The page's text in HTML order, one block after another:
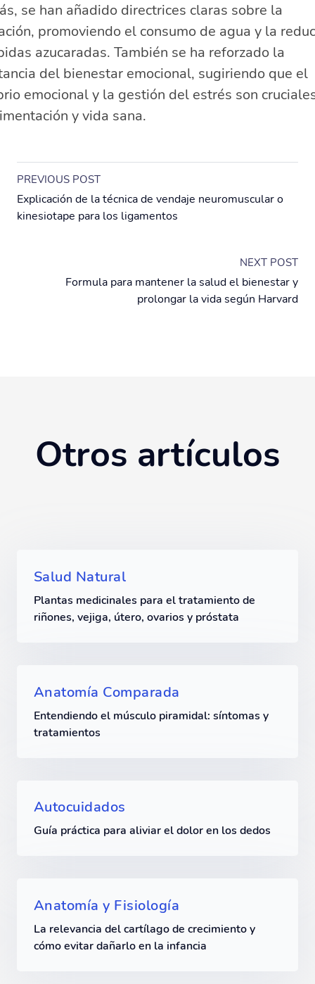
se han añadido directrices claras sobre la
promoviendo el consumo de agua y la
azucaradas. También se ha reforzado la
del bienestar emocional, sugiriendo que el
emocional y la gestión del estrés son
y vida sana.
PREVIOUS POST
Explicación de la técnica de vendaje neuromuscular o
kinesiotape para los ligamentos
NEXT POST
Formula para mantener la salud el bienestar y
prolongar la vida según Harvard
Otros artículos
Salud Natural
Plantas medicinales para el tratamiento de
riñones, vejiga, útero, ovarios y próstata
Anatomía Comparada
Entendiendo el músculo piramidal: síntomas y
tratamientos
Autocuidados
Guía práctica para aliviar el dolor en los dedos
Anatomía y Fisiología
La relevancia del cartílago de crecimiento y
cómo evitar dañarlo en la infancia